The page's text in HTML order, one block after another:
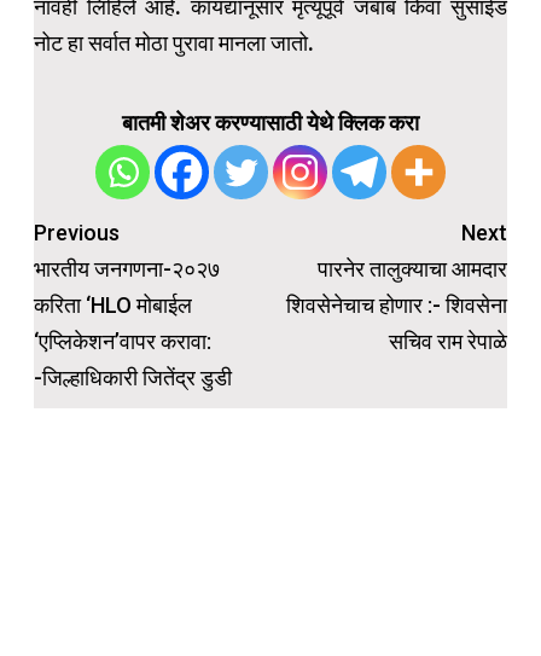
नावही लिहिले आहे. कायद्यानूसार मृत्यूपूर्व जबाब किंवा सुसाईड
नोट हा सर्वात मोठा पुरावा मानला जातो.
बातमी शेअर करण्यासाठी येथे क्लिक करा
Post
navigation
Previous
भारतीय जनगणना-२०२७
करिता ‘HLO मोबाईल
‘एप्लिकेशन’वापर करावा:
-जिल्हाधिकारी जितेंद्र डुडी
Next
पारनेर तालुक्याचा आमदार
शिवसेनेचाच होणार :- शिवसेना
सचिव राम रेपाळे